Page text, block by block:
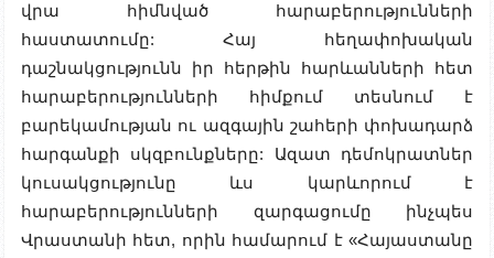
վրա հիմնված հարաբերությունների
հաստատումը: Հայ հեղափոխական
դաշնակցությունն իր հերթին հարևանների հետ
հարաբերությունների հիմքում տեսնում է
բարեկամության ու ազգային շահերի փոխադարձ
հարգանքի սկզբունքները: Ազատ դեմոկրատներ
կուսակցությունը ևս կարևորում է
հարաբերությունների զարգացումը ինչպես
Վրաստանի հետ, որին համարում է «Հայաստանը